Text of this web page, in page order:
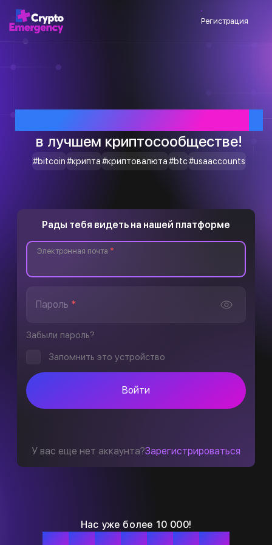
Регистрация
в лучшем криптосообществе!
#bitcoin#крипта#криптовалюта#btc#usaaccounts
Нас уже более 10 000!
Рады тебя видеть на нашей платформе
Электронная почта *
Пароль *
Забыли пароль?
Запомнить это устройство
Войти
У вас еще нет аккаунта?Зарегистрироваться